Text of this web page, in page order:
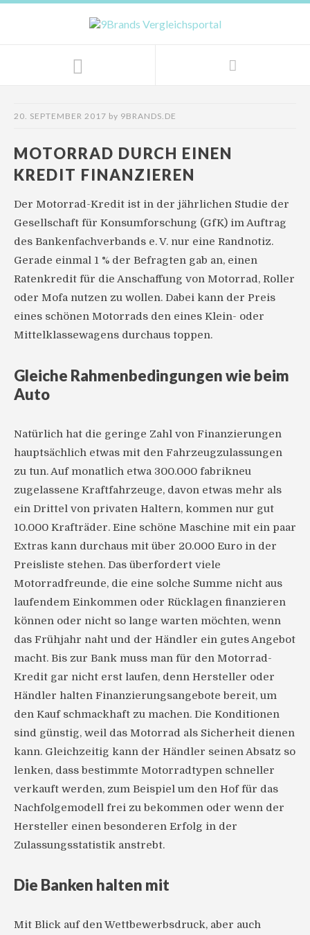
20. SEPTEMBER 2017 by 9BRANDS.DE
MOTORRAD DURCH EINEN
KREDIT FINANZIEREN
Der Motorrad-Kredit ist in der jährlichen Studie der
Gesellschaft für Konsumforschung (GfK) im Auftrag
des Bankenfachverbands e. V. nur eine Randnotiz.
Gerade einmal 1 % der Befragten gab an, einen
Ratenkredit für die Anschaffung von Motorrad, Roller
oder Mofa nutzen zu wollen. Dabei kann der Preis
eines schönen Motorrads den eines Klein- oder
Mittelklassewagens durchaus toppen.
Gleiche Rahmenbedingungen wie beim
Auto
Natürlich hat die geringe Zahl von Finanzierungen
hauptsächlich etwas mit den Fahrzeugzulassungen
zu tun. Auf monatlich etwa 300.000 fabrikneu
zugelassene Kraftfahrzeuge, davon etwas mehr als
ein Drittel von privaten Haltern, kommen nur gut
10.000 Krafträder. Eine schöne Maschine mit ein paar
Extras kann durchaus mit über 20.000 Euro in der
Preisliste stehen. Das überfordert viele
Motorradfreunde, die eine solche Summe nicht aus
laufendem Einkommen oder Rücklagen finanzieren
können oder nicht so lange warten möchten, wenn
das Frühjahr naht und der Händler ein gutes Angebot
macht. Bis zur Bank muss man für den Motorrad-
Kredit gar nicht erst laufen, denn Hersteller oder
Händler halten Finanzierungsangebote bereit, um
den Kauf schmackhaft zu machen. Die Konditionen
sind günstig, weil das Motorrad als Sicherheit dienen
kann. Gleichzeitig kann der Händler seinen Absatz so
lenken, dass bestimmte Motorradtypen schneller
verkauft werden, zum Beispiel um den Hof für das
Nachfolgemodell frei zu bekommen oder wenn der
Hersteller einen besonderen Erfolg in der
Zulassungsstatistik anstrebt.
Die Banken halten mit
Mit Blick auf den Wettbewerbsdruck, aber auch